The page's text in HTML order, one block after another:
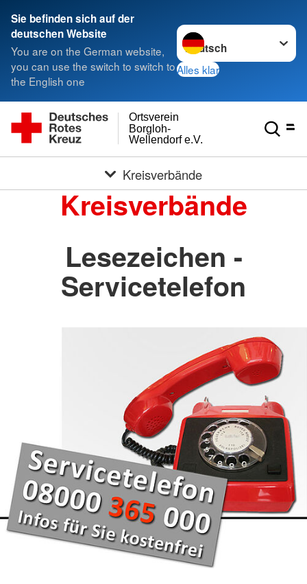
Sie befinden sich auf der
deutschen Website
You are on the German website,
you can use the switch to switch to
the English one
Sprache wechseln zu
Alles klar
Wellendorf e.V.
Borgloh-
Ortsverein
Kreisverbände
Kreisverbände
Lesezeichen -
Servicetelefon